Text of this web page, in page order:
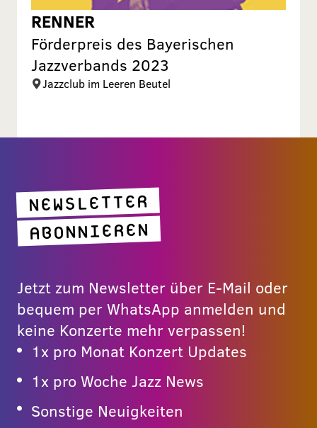
RENNER
Förderpreis des Bayerischen
Jazzverbands 2023
Jazzclub im Leeren Beutel
NEWSLETTER
ABONNIEREN
Jetzt zum Newsletter über E-Mail oder
bequem per WhatsApp anmelden und
keine Konzerte mehr verpassen!
1x pro Monat Konzert Updates
1x pro Woche Jazz News
Sonstige Neuigkeiten